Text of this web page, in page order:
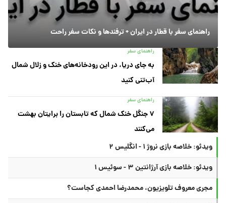
راهنمای سفر با قطار در ایران + ترفندها و نکات سفر راحت
راهنمای سفر
به جای دریا، در این رودخانه‌های خنک و زلال شمال
آب‌تنی کنید
راهنمای سفر
۷ جنگل خنک شمال که تابستان را برایتان بهشت
می‌کنند
ویدئو: خلاصه بازی نروژ ۱ - انگلیس ۲
ویدئو: خلاصه بازی آرژانتین ۳ - سوئیس ۱
مجری معروف تلویزیون، محمدرضا احمدی کجاست؟